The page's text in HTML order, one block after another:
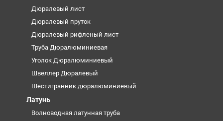
Дюралевый лист
Дюралевый пруток
Дюралевый рифленый лист
Труба Дюралюминиевая
Уголок Дюралюминиевый
Швеллер Дюралевый
Шестигранник дюралюминиевый
Латунь
Волноводная латунная труба